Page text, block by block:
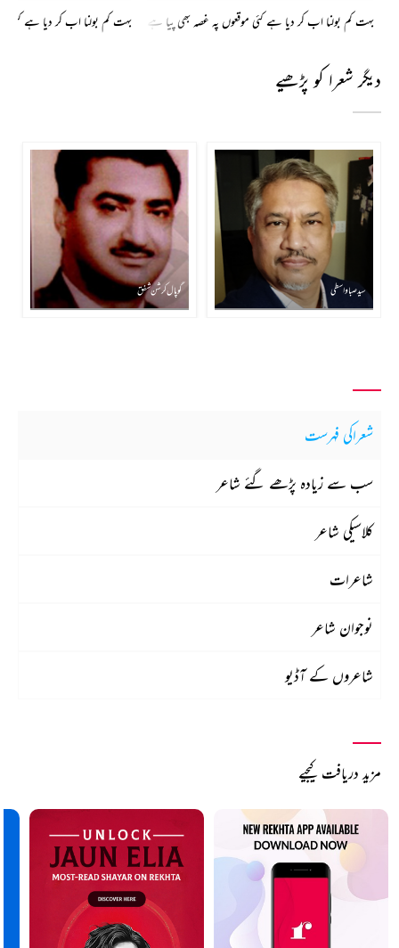
بہت کم بولنا اب کر دیا ہے کئی موقعوں پہ غصہ بھی پیا ہے بہت کم بولنا اب کر دیا ہے کئی
دیگر شعرا کو پڑھیے
سید صبا واسطی گوپال کرشن شفق
شعراکی فہرست
سب سے زیادہ پڑھے گئے شاعر
کلاسیکی شاعر
شاعرات
نوجوان شاعر
شاعروں کے آڈیو
مزید دریافت کیجیے